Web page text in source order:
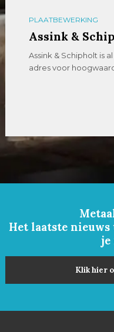
PLAATBEWERKING
Assink &
Assink & Schipholt is
adres voor
Het laatste
je
Klik hier